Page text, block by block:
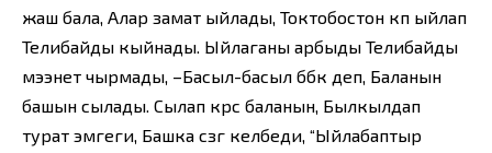
жаш бала, Алар замат ыйлады, Токтобостон көп ыйлап
Телибайды кыйнады. Ыйлаганы арбыды Телибайды
мээнет чырмады, –Басыл-басыл бөбөк деп, Баланын
башын сылады. Сылап көрсө баланын, Былкылдап
турат эмгеги, Башка сөзгө келбеди, “Ыйлабаптыр